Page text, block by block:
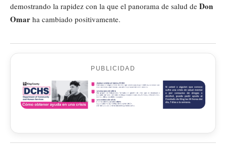
demostrando la rapidez con la que el panorama de salud de Don
Omar ha cambiado positivamente.
PUBLICIDAD